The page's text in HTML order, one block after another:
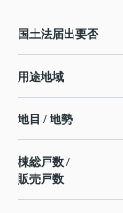
国土法届出要否
用途地域
地目 / 地勢
棟総戸数 /
販売戸数